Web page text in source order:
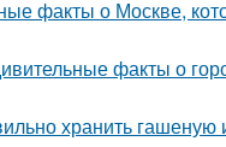
факты о Москве,
факты о
хранить гашеную